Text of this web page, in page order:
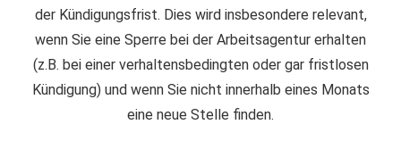
der Kündigungsfrist. Dies wird insbesondere relevant,
wenn Sie eine Sperre bei der Arbeitsagentur erhalten
(z.B. bei einer verhaltensbedingten oder gar fristlosen
Kündigung) und wenn Sie nicht innerhalb eines Monats
eine neue Stelle finden.